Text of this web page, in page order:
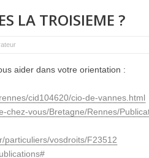
LA TROISIEME ?
aider dans votre orientation :
cid104620/cio-de-vannes.html
chez-vous/Bretagne/Rennes/
particuliers/vosdroits/F23512